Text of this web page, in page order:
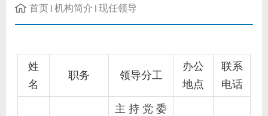
首页 机构简介 现任领导
姓
名
职务 领导分工
办公
地点
联系
电话
主持党委